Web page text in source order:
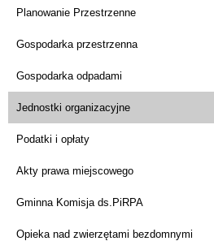
Planowanie Przestrzenne
Gospodarka przestrzenna
Gospodarka odpadami
Jednostki organizacyjne
Podatki i opłaty
Akty prawa miejscowego
Gminna Komisja ds.PiRPA
Opieka nad zwierzętami bezdomnymi